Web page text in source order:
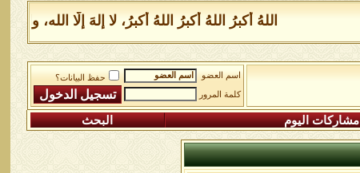
اللهُ أكبرُ اللهُ أكبرُ اللهُ أكبرُ، لا إلهَ إلَّا الله،
اسم العضو
حفظ البيانات؟
كلمة المرور
مشاركات اليوم البحث